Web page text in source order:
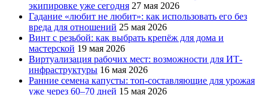
экипировке уже сегодня 27 мая 2026
Гадание «любит не любит»: как использовать его без
вреда для отношений 25 мая 2026
Винт с резьбой: как выбрать крепёж для дома и
мастерской 19 мая 2026
Виртуализация рабочих мест: возможности для ИТ-
инфраструктуры 16 мая 2026
Ранние семена капусты: топ‑составляющие для урожая
уже через 60–70 дней 15 мая 2026